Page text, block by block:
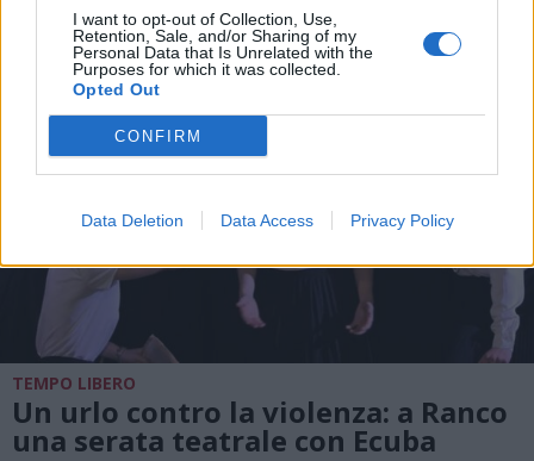
I want to opt-out of Collection, Use,
Retention, Sale, and/or Sharing of my
Personal Data that Is Unrelated with the
Purposes for which it was collected.
Opted Out
CONFIRM
Data Deletion Data Access Privacy Policy
TEMPO LIBERO
Un urlo contro la violenza: a Ranco
una serata teatrale con Ecuba